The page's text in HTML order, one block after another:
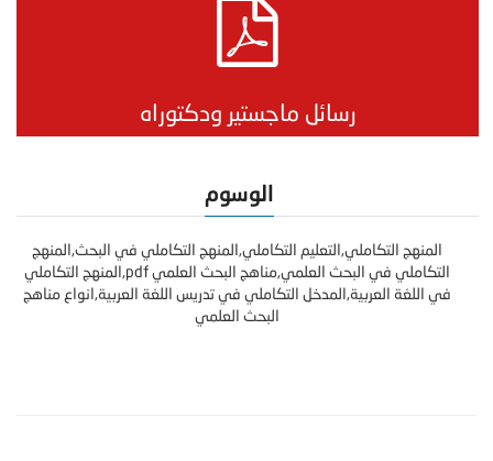
رسائل ماجستير ودكتوراه
الوسوم
المنهج التكاملي,التعليم التكاملي,المنهج التكاملي في البحث,المنهج
التكاملي في البحث العلمي,مناهج البحث العلمي pdf,المنهج التكاملي
في اللغة العربية,المدخل التكاملي في تدريس اللغة العربية,انواع مناهج
البحث العلمي